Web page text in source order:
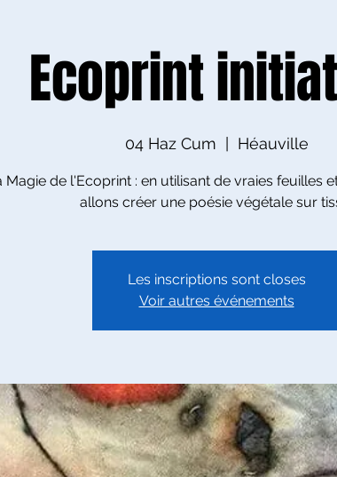
Ecoprint
04 Haz Cum
  |
Héauville
Magie de l'Ecoprint : en utilisant de vraies feuilles
allons créer une poésie végétale sur
Les inscriptions sont closes
Voir autres événements